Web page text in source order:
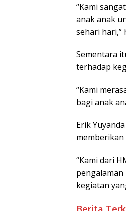
“Kami
anak anak
sehari hari,”
Sementara
terhadap
“Kami
bagi anak
Erik
“Kami dari
kegiatan